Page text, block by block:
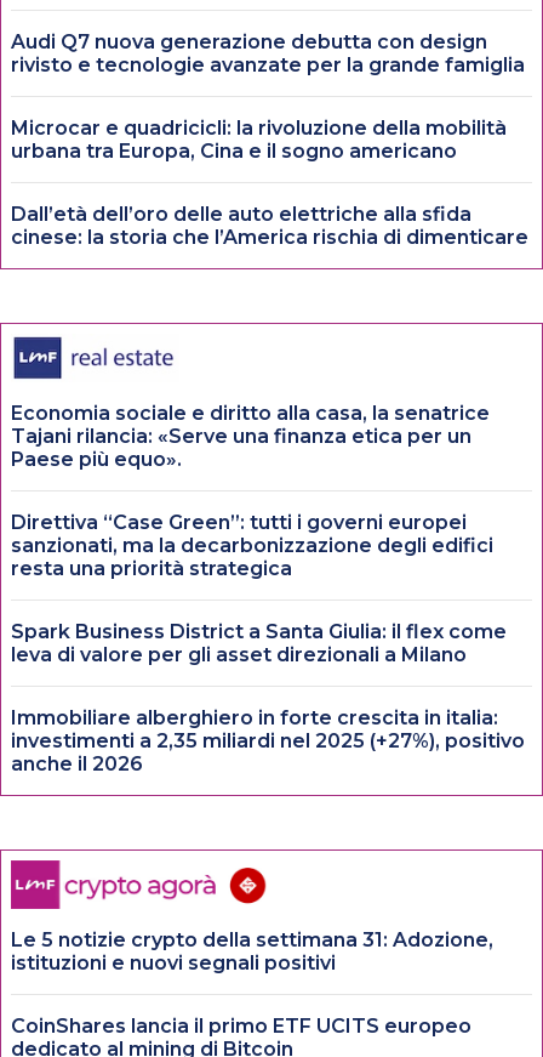
Audi Q7 nuova generazione debutta con design
rivisto e tecnologie avanzate per la grande famiglia
Microcar e quadricicli: la rivoluzione della mobilità
urbana tra Europa, Cina e il sogno americano
Dall’età dell’oro delle auto elettriche alla sfida
cinese: la storia che l’America rischia di dimenticare
Economia sociale e diritto alla casa, la senatrice
Tajani rilancia: «Serve una finanza etica per un
Paese più equo».
Direttiva “Case Green”: tutti i governi europei
sanzionati, ma la decarbonizzazione degli edifici
resta una priorità strategica
Spark Business District a Santa Giulia: il flex come
leva di valore per gli asset direzionali a Milano
Immobiliare alberghiero in forte crescita in italia:
investimenti a 2,35 miliardi nel 2025 (+27%), positivo
anche il 2026
Le 5 notizie crypto della settimana 31: Adozione,
istituzioni e nuovi segnali positivi
CoinShares lancia il primo ETF UCITS europeo
dedicato al mining di Bitcoin